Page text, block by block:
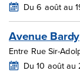
Du 6 août au
Avenue Bardy
Entre Rue Sir-
Du 10 août